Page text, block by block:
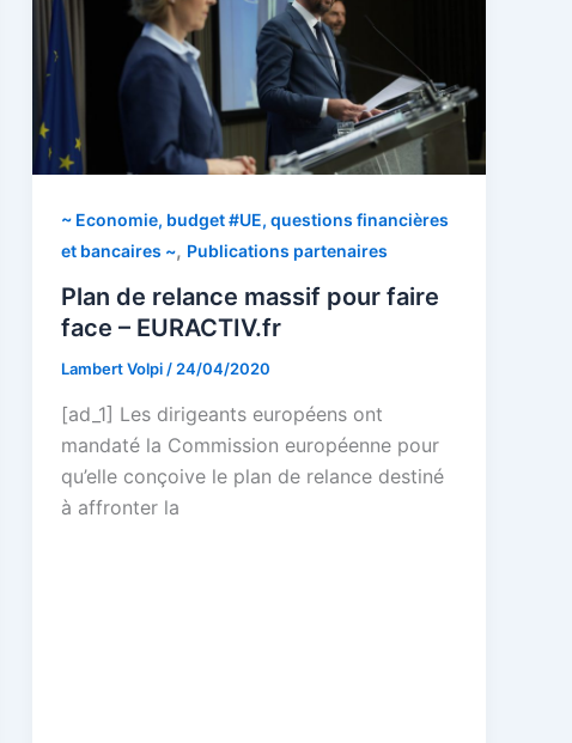
~ Economie, budget #UE, questions financières
et bancaires ~, Publications partenaires
Plan de relance massif pour faire
face – EURACTIV.fr
Lambert Volpi / 24/04/2020
[ad_1] Les dirigeants européens ont
mandaté la Commission européenne pour
qu’elle conçoive le plan de relance destiné
à affronter la